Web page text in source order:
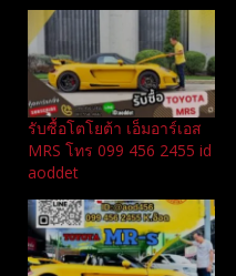
รับซื้อโตโยต้า เอ็มอาร์เอส
MRS โทร 099 456 2455 id
aoddet